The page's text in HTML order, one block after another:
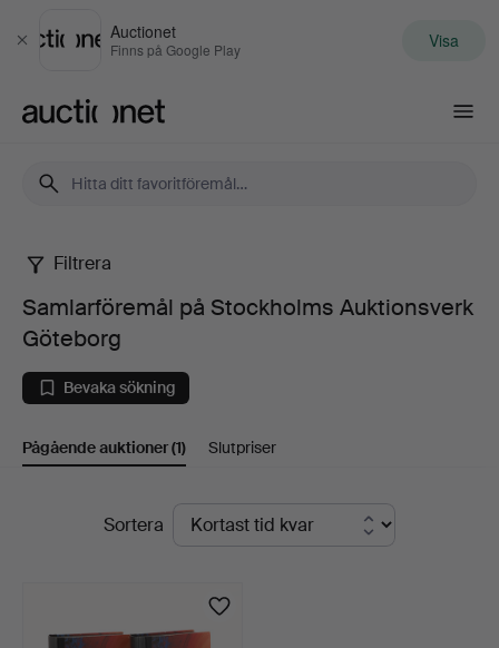
Stäng
Auctionet
Finns på Google Play Visa
Samlarföremål
på
Stockholms
Auktionsverk
Filtrera
Samlarföremål på Stockholms Auktionsverk
Göteborg
Bevaka sökning
Pågående auktioner(1) Slutpriser
PågåendeSortera